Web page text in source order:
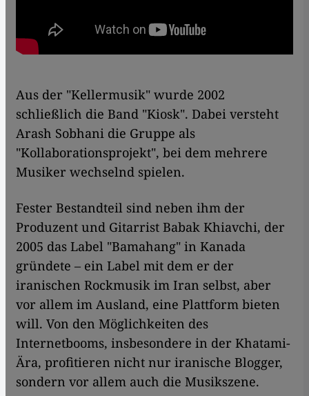
Aus der "Kellermusik" wurde 2002
schließlich die Band "Kiosk". Dabei versteht
Arash Sobhani die Gruppe als
"Kollaborationsprojekt", bei dem mehrere
Musiker wechselnd spielen.
Fester Bestandteil sind neben ihm der
Produzent und Gitarrist Babak Khiavchi, der
2005 das Label "Bamahang" in Kanada
gründete – ein Label mit dem er der
iranischen Rockmusik im Iran selbst, aber
vor allem im Ausland, eine Plattform bieten
will. Von den Möglichkeiten des
Internetbooms, insbesondere in der Khatami-
Ära, profitieren nicht nur iranische Blogger,
sondern vor allem auch die Musikszene.